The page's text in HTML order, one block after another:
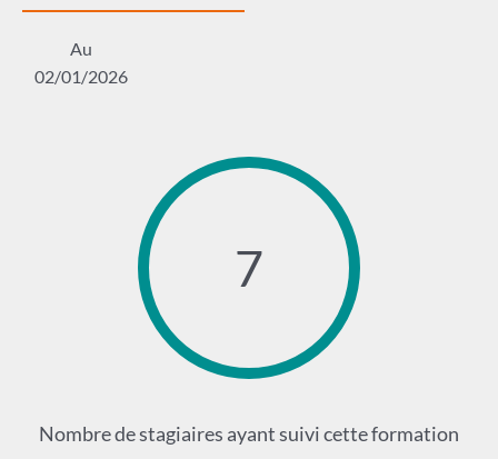
Au
02/01/2026
7
Nombre de stagiaires ayant suivi cette formation